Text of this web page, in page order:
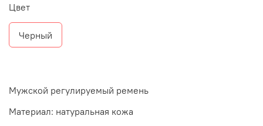
Цвет
Черный
Мужской регулируемый ремень
Материал: натуральная кожа